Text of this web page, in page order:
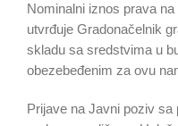
Nominalni iznos prava
utvrđuje Gradonačelnik
skladu sa sredstvima u
obezebeđenim za ovu
Prijave na Javni poziv